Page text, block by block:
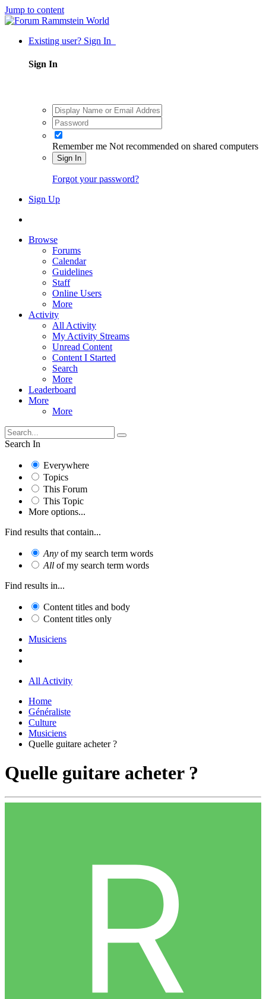
Jump to content
Existing user? Sign In
Sign In
Remember me Not recommended on shared computers
Sign In
Forgot your password?
Sign Up
Browse
Forums
Calendar
Guidelines
Staff
Online Users
More
Activity
All Activity
My Activity Streams
Unread Content
Content I Started
Search
More
Leaderboard
More
More
Search In
Everywhere
Topics
This Forum
This Topic
More options...
Find results that contain...
Any of my search term words
All of my search term words
Find results in...
Content titles and body
Content titles only
Musiciens
All Activity
Home
Généraliste
Culture
Musiciens
Quelle guitare acheter ?
Quelle guitare acheter ?